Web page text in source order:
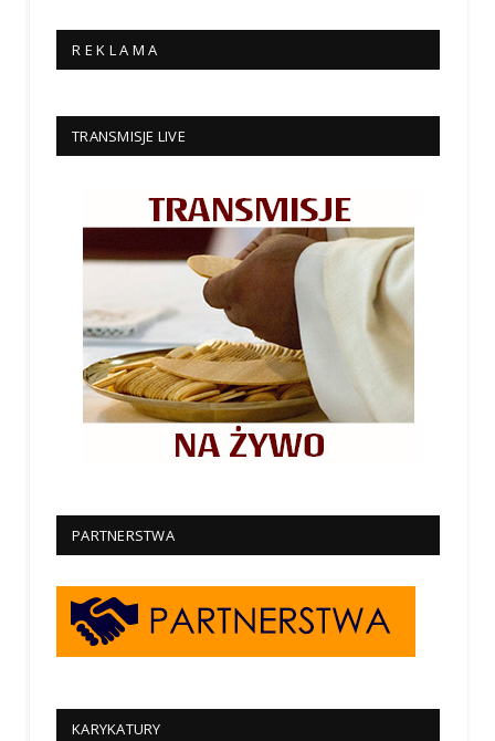
R E K L A M A
TRANSMISJE LIVE
PARTNERSTWA
KARYKATURY